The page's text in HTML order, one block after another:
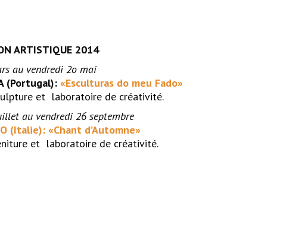
ARTISTIQUE 2014
au vendredi 2o mai
(Portugal): «Esculturas do meu Fado»
et laboratoire de créativité.
au vendredi 26 septembre
(Italie): «Chant d’Automne»
et laboratoire de créativité.